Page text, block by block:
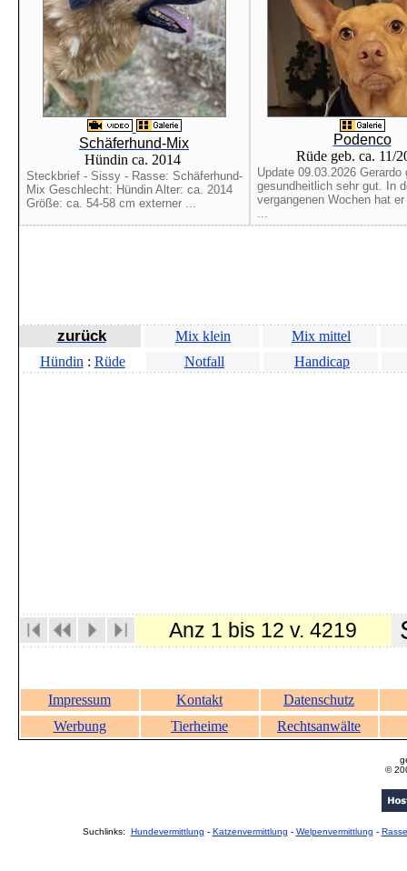
Schäferhund-Mix
Hündin ca. 2014
Steckbrief - Sissy - Rasse: Schäferhund-
Mix Geschlecht: Hündin Alter: ca. 2014
Größe: ca. 54-58 cm externer ...
Podenco
Rüde geb. ca. 11/
Update 09.03.2026 Gerardo
gesundheitlich sehr gut. In
vergangenen Wochen hat
...
zurück Mix klein
Mix mittel
Hündin : Rüde Notfall Handicap
Anz 1 bis 12 v. 4219
Impressum Kontakt
Datenschutz
Werbung
Tierheime Rechtsanwälte
©
Suchlinks: Hundevermittlung - Katzenvermittlung - Welpenvermittlung -